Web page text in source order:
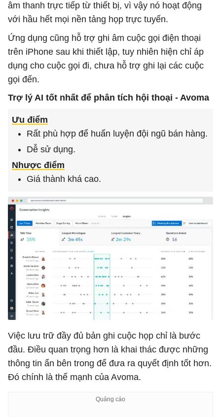
âm thanh trực tiếp từ thiết bị, vì vậy nó hoạt động
với hầu hết mọi nền tảng họp trực tuyến.
Ứng dụng cũng hỗ trợ ghi âm cuộc gọi điện thoại
trên iPhone sau khi thiết lập, tuy nhiên hiện chỉ áp
dụng cho cuộc gọi đi, chưa hỗ trợ ghi lại các cuộc
gọi đến.
Trợ lý AI tốt nhất để phân tích hội thoại - Avoma
Ưu điểm
Rất phù hợp để huấn luyện đội ngũ bán hàng.
Dễ sử dụng.
Nhược điểm
Giá thành khá cao.
Việc lưu trữ đầy đủ bản ghi cuộc họp chỉ là bước
đầu. Điều quan trọng hơn là khai thác được những
thông tin ẩn bên trong để đưa ra quyết định tốt hơn.
Đó chính là thế mạnh của Avoma.